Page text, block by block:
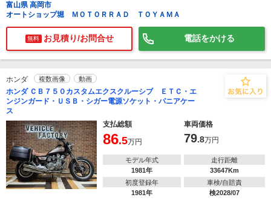
富山県 高岡市
オートショップ堀 ＭＯＴＯＲＲＡＤ ＴＯＹＡＭＡ
無料 お見積り/お問合せ 電話をかける
ホンダ 複数画像 動画
ホンダ ＣＢ７５０カスタムエクスクルーシブ ＥＴＣ・エ
ンジンガード・ＵＳＢ・シガー電源ソケット・パニアケー
ス
支払総額
車両価格
86.5万円 79.8万円
モデル年式
1981年
走行距離
33647Km
初度登録年
1981年
車検/自賠責
検2028/07